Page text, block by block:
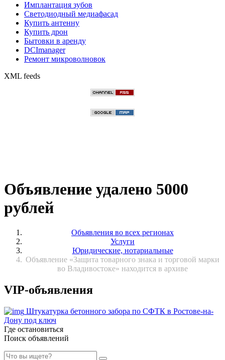
Имплантация зубов
Светодиодный медиафасад
Купить антенну
Купить дрон
Бытовки в аренду
DCImanager
Ремонт микроволновок
XML feeds
Объявление удалено 5000
рублей
Объявления во всех регионах
Услуги
Юридические, нотариальные
Объявление «Защита товарного знака и торговой марки
во Владивостоке» находится в архиве
VIP-объявления
Штукатурка бетонного забора по СФТК в Ростове-на-
Дону под ключ
Где остановиться
Поиск объявлений